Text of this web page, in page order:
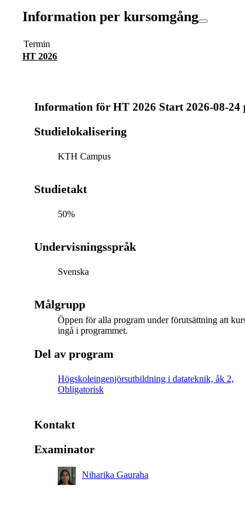
Information per kursomgång
Termin
HT 2026
Information för HT 2026 Start 2026-08-
Studielokalisering
KTH Campus
Studietakt
50%
Undervisningsspråk
Svenska
Målgrupp
Öppen för alla program under förutsättning att
ingå i programmet.
Del av program
Högskoleingenjörsutbildning i datateknik, åk 2,
Obligatorisk
Kontakt
Examinator
Niharika Gauraha